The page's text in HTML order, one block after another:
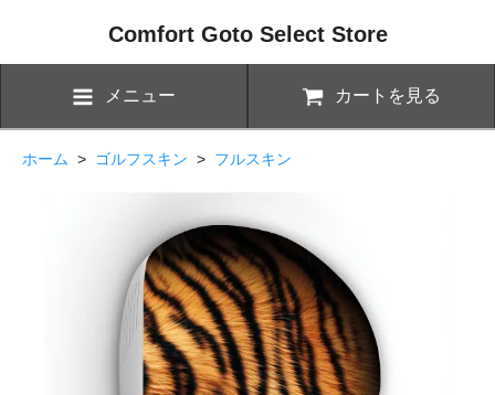
Comfort Goto Select Store
メニュー カートを見る
ホーム > ゴルフスキン > フルスキン